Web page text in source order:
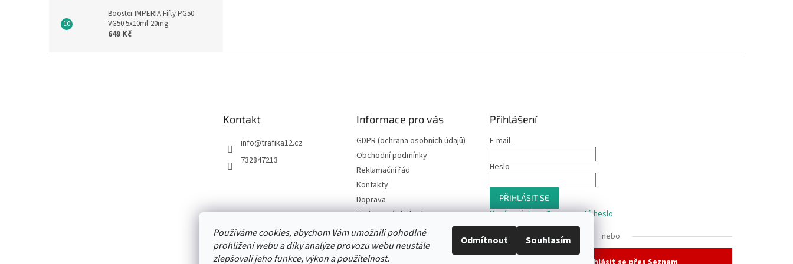
Používáme cookies, abychom Vám umožnili pohodlné
prohlížení webu a díky analýze provozu webu neustále
zlepšovali jeho funkce, výkon a použitelnost.
Odmítnout Souhlasím
Booster IMPERIA Fifty PG50-
VG50 5x10ml-20mg
649 Kč
Kontakt
info@trafika12.cz
732847213
Informace pro vás
GDPR (ochrana osobních údajů)
Obchodní podmínky
Reklamační řád
Kontakty
Doprava
Hodnocení obchodu
Slevový program
Moje objednávka
Přihlášení
E-mail
Heslo
PŘIHLÁSIT SE
Nová registraceZapomenuté heslo
nebo